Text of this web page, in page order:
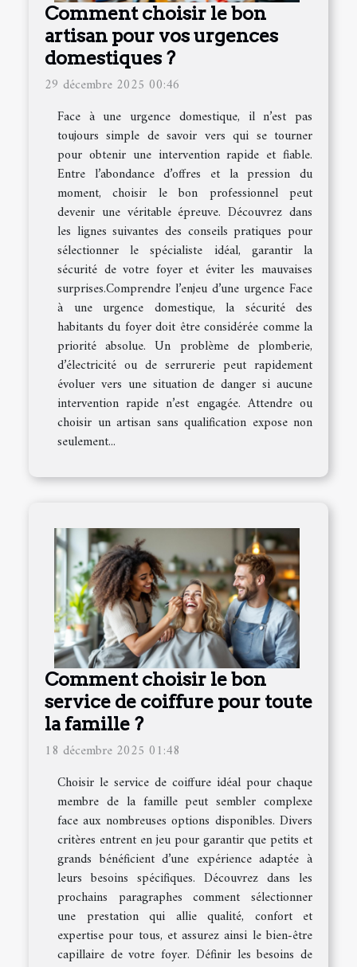
Comment choisir le bon
artisan pour vos urgences
domestiques ?
29 décembre 2025 00:46
Face à une urgence domestique, il n’est pas
toujours simple de savoir vers qui se tourner
pour obtenir une intervention rapide et fiable.
Entre l’abondance d’offres et la pression du
moment, choisir le bon professionnel peut
devenir une véritable épreuve. Découvrez dans
les lignes suivantes des conseils pratiques pour
sélectionner le spécialiste idéal, garantir la
sécurité de votre foyer et éviter les mauvaises
surprises.Comprendre l’enjeu d’une urgence Face
à une urgence domestique, la sécurité des
habitants du foyer doit être considérée comme la
priorité absolue. Un problème de plomberie,
d’électricité ou de serrurerie peut rapidement
évoluer vers une situation de danger si aucune
intervention rapide n’est engagée. Attendre ou
choisir un artisan sans qualification expose non
seulement...
Comment choisir le bon
service de coiffure pour toute
la famille ?
18 décembre 2025 01:48
Choisir le service de coiffure idéal pour chaque
membre de la famille peut sembler complexe
face aux nombreuses options disponibles. Divers
critères entrent en jeu pour garantir que petits et
grands bénéficient d’une expérience adaptée à
leurs besoins spécifiques. Découvrez dans les
prochains paragraphes comment sélectionner
une prestation qui allie qualité, confort et
expertise pour tous, et assurez ainsi le bien-être
capillaire de votre foyer. Définir les besoins de